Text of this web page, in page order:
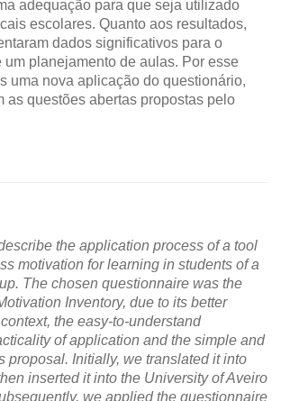
adequação para que seja utilizado
escolares. Quanto aos resultados,
dados significativos para o
um planejamento de aulas. Por esse
uma nova aplicação do questionário,
as questões abertas propostas pelo
the application process of a tool
motivation for learning in students of a
The chosen questionnaire was the
Inventory, due to its better
the easy-to-understand
of application and the simple and
proposal. Initially, we translated it into
inserted it into the University of Aveiro
we applied the questionnaire